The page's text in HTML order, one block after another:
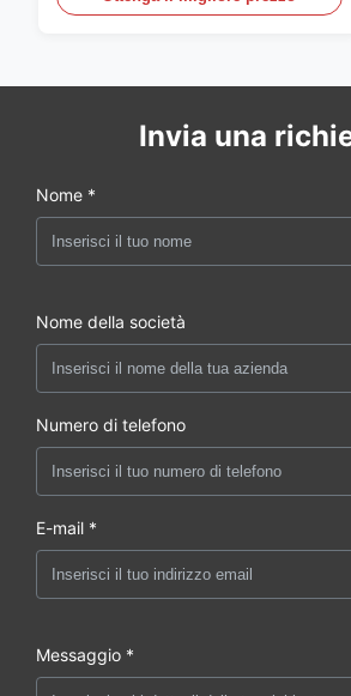
LED
Invia una
Nome *
Nome della società
Numero di telefono
E-mail *
Messaggio *